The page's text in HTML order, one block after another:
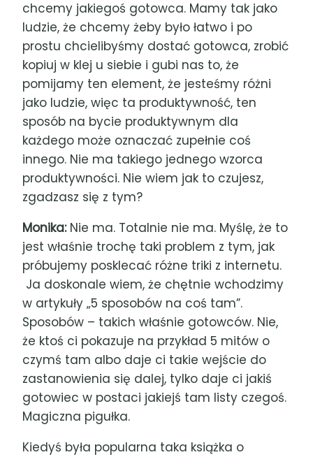
chcemy jakiegoś gotowca. Mamy tak jako
ludzie, że chcemy żeby było łatwo i po
prostu chcielibyśmy dostać gotowca, zrobić
kopiuj w klej u siebie i gubi nas to, że
pomijamy ten element, że jesteśmy różni
jako ludzie, więc ta produktywność, ten
sposób na bycie produktywnym dla
każdego może oznaczać zupełnie coś
innego. Nie ma takiego jednego wzorca
produktywności. Nie wiem jak to czujesz,
zgadzasz się z tym?
Monika: Nie ma. Totalnie nie ma. Myślę, że to
jest właśnie trochę taki problem z tym, jak
próbujemy posklecać różne triki z internetu.
Ja doskonale wiem, że chętnie wchodzimy
w artykuły „5 sposobów na coś tam”.
Sposobów – takich właśnie gotowców. Nie,
że ktoś ci pokazuje na przykład 5 mitów o
czymś tam albo daje ci takie wejście do
zastanowienia się dalej, tylko daje ci jakiś
gotowiec w postaci jakiejś tam listy czegoś.
Magiczna pigułka.
Kiedyś była popularna taka książka o